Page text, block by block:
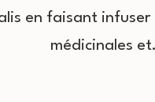
en faisant
médicinales